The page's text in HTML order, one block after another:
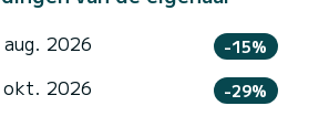
2026 -15%
2026 -29%